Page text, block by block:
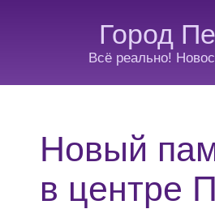
Город
Всё реально!
Новый
в центре